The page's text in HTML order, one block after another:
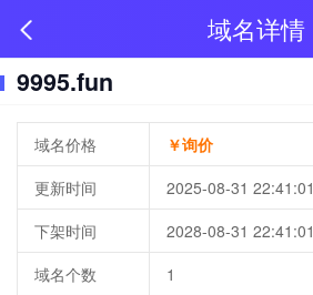
域名详情
9995.fun
域名价格
￥询价
更新时间
2025-08-31 22:41:01
下架时间
2028-08-31 22:41:01
域名个数
1